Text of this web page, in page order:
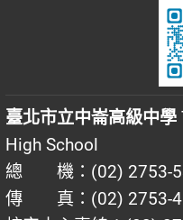
臺北市立中崙高級中學
High School
總 機：(02) 2753-
傳 真：(02) 2753-